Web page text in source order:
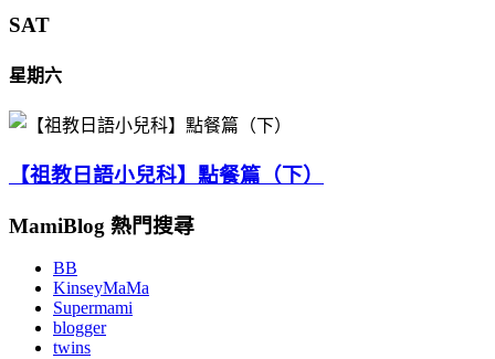
SAT
星期六
【祖教日語小兒科】點餐篇（下）
MamiBlog 熱門搜尋
BB
KinseyMaMa
Supermami
blogger
twins